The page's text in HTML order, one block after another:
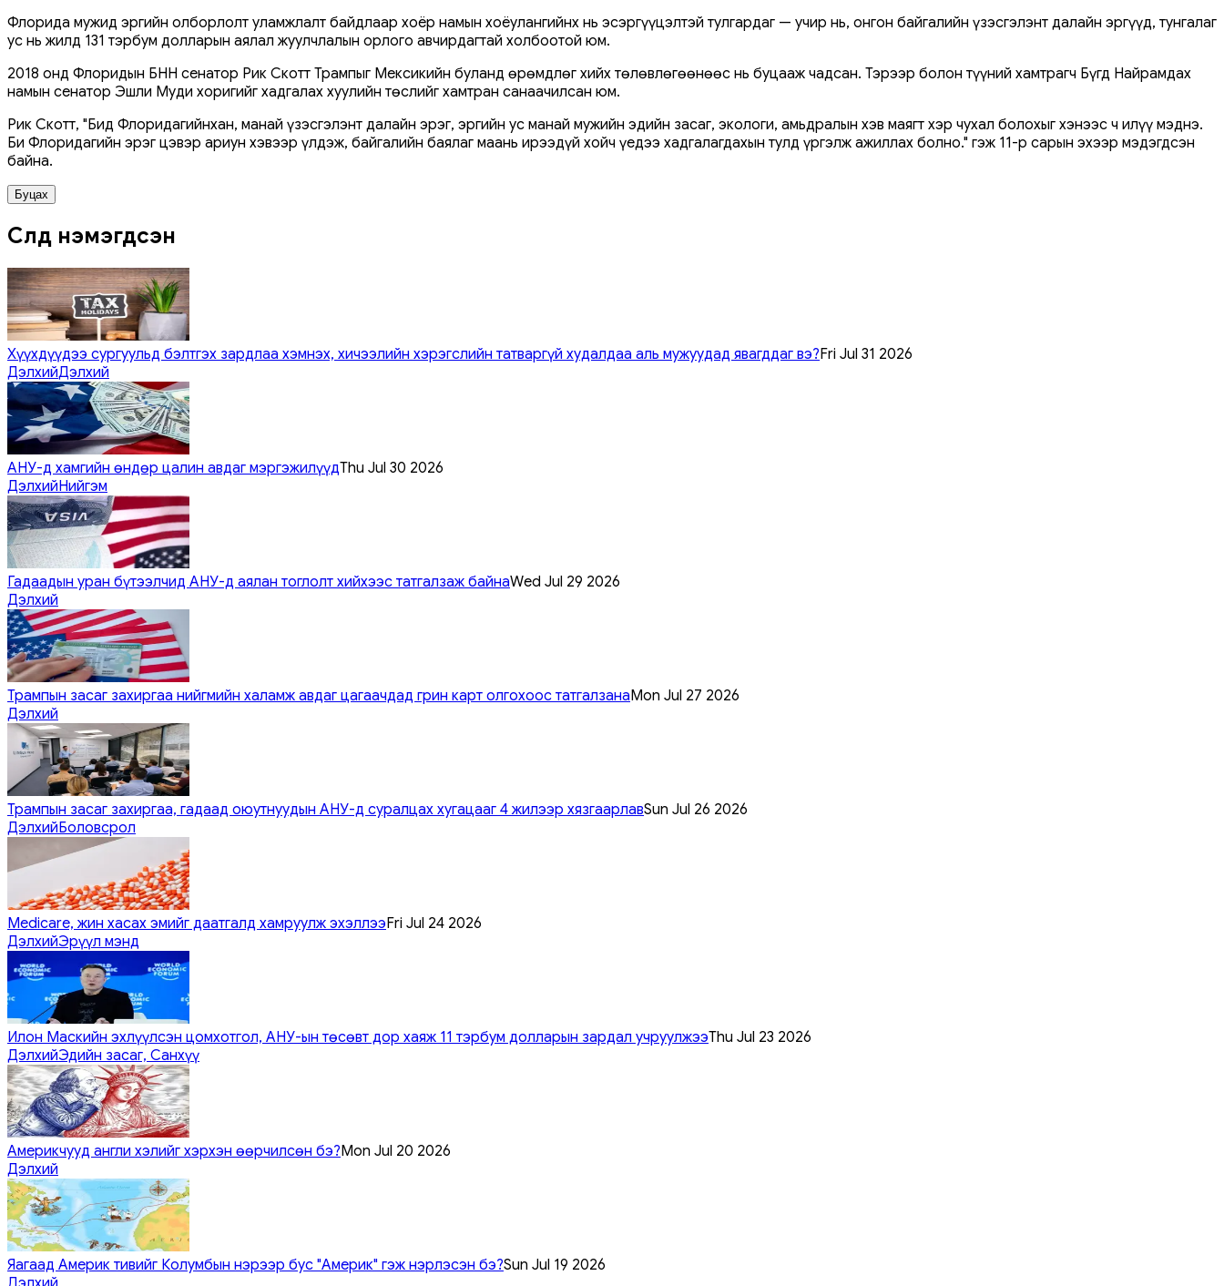
Флорида мужид эргийн олборлолт уламжлалт байдлаар хоёр намын хоёулангийнх нь эсэргүүцэлтэй тулгардаг — учир нь, онгон байгалийн үзэсгэлэнт далайн эргүүд, тунгалаг
ус нь жилд 131 тэрбум долларын аялал жуулчлалын орлого авчирдагтай холбоотой юм.
2018 онд Флоридын БНН сенатор Рик Скотт Трампыг Мексикийн буланд өрөмдлөг хийх төлөвлөгөөнөөс нь буцааж чадсан. Тэрээр болон түүний хамтрагч Бүгд Найрамдах
намын сенатор Эшли Муди хоригийг хадгалах хуулийн төслийг хамтран санаачилсан юм.
Рик Скотт, "Бид Флоридагийнхан, манай үзэсгэлэнт далайн эрэг, эргийн ус манай мужийн эдийн засаг, экологи, амьдралын хэв маягт хэр чухал болохыг хэнээс ч илүү мэднэ.
Би Флоридагийн эрэг цэвэр ариун хэвээр үлдэж, байгалийн баялаг маань ирээдүй хойч үедээ хадгалагдахын тулд үргэлж ажиллах болно." гэж 11-р сарын эхээр мэдэгдсэн
байна.
Буцах
Сүүлд нэмэгдсэн
Хүүхдүүдээ сургуульд бэлтгэх зардлаа хэмнэх, хичээлийн хэрэгслийн татваргүй худалдаа аль мужуудад явагддаг вэ?Fri Jul 31 2026
ДэлхийДэлхий
АНУ-д хамгийн өндөр цалин авдаг мэргэжилүүдThu Jul 30 2026
ДэлхийНийгэм
Гадаадын уран бүтээлчид АНУ-д аялан тоглолт хийхээс татгалзаж байнаWed Jul 29 2026
Дэлхий
Трампын засаг захиргаа нийгмийн халамж авдаг цагаачдад грин карт олгохоос татгалзанаMon Jul 27 2026
Дэлхий
Трампын засаг захиргаа, гадаад оюутнуудын АНУ-д суралцах хугацааг 4 жилээр хязгаарлавSun Jul 26 2026
ДэлхийБоловсрол
Medicare, жин хасах эмийг даатгалд хамруулж эхэллээFri Jul 24 2026
ДэлхийЭрүүл мэнд
Илон Маскийн эхлүүлсэн цомхотгол, АНУ-ын төсөвт дор хаяж 11 тэрбум долларын зардал учруулжээThu Jul 23 2026
ДэлхийЭдийн засаг, Санхүү
Америкчууд англи хэлийг хэрхэн өөрчилсөн бэ?Mon Jul 20 2026
Дэлхий
Яагаад Америк тивийг Колумбын нэрээр бус "Америк" гэж нэрлэсэн бэ?Sun Jul 19 2026